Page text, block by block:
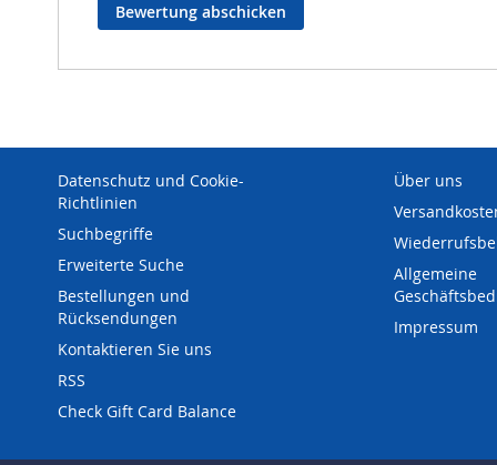
Bewertung abschicken
Datenschutz und Cookie-
Richtlinien
Suchbegriffe
Erweiterte Suche
Bestellungen und
Rücksendungen
Kontaktieren Sie uns
RSS
Check Gift Card Balance
Über uns
Allgemeine
Impressum